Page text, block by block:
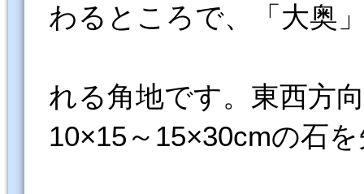
わるところで、「大奥
れる角地です。東西方
10×15～15×30cmの石